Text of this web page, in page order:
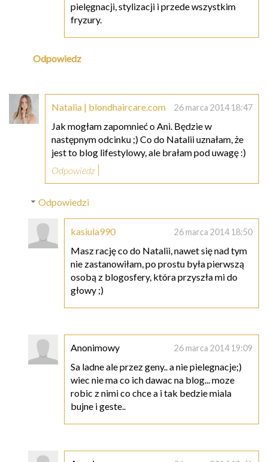
pielęgnacji, stylizacji i przede wszystkim
fryzury.
Odpowiedz
Natalia | blondhaircare.com 26 marca 2014 18:47
Jak mogłam zapomnieć o Ani. Będzie w
następnym odcinku ;) Co do Natalii uznałam, że
jest to blog lifestylowy, ale brałam pod uwagę :)
Odpowiedz
Odpowiedzi
kasiula990 26 marca 2014 18:50
Masz rację co do Natalii, nawet się nad tym
nie zastanowiłam, po prostu była pierwszą
osobą z blogosfery, która przyszła mi do
głowy ;)
Anonimowy 26 marca 2014 19:09
Sa ladne ale przez geny.. a nie pielegnacje;)
wiec nie ma co ich dawac na blog... moze
robic z nimi co chce a i tak bedzie miala
bujne i geste..